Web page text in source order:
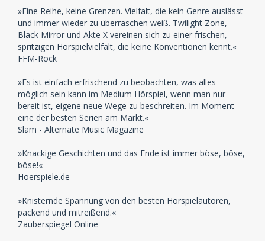
»Eine Reihe, keine Grenzen. Vielfalt, die kein Genre auslässt
und immer wieder zu überraschen weiß. Twilight Zone,
Black Mirror und Akte X vereinen sich zu einer frischen,
spritzigen Hörspielvielfalt, die keine Konventionen kennt.«
FFM-Rock
»Es ist einfach erfrischend zu beobachten, was alles
möglich sein kann im Medium Hörspiel, wenn man nur
bereit ist, eigene neue Wege zu beschreiten. Im Moment
eine der besten Serien am Markt.«
Slam - Alternate Music Magazine
»Knackige Geschichten und das Ende ist immer böse, böse,
böse!«
Hoerspiele.de
»Knisternde Spannung von den besten Hörspielautoren,
packend und mitreißend.«
Zauberspiegel Online